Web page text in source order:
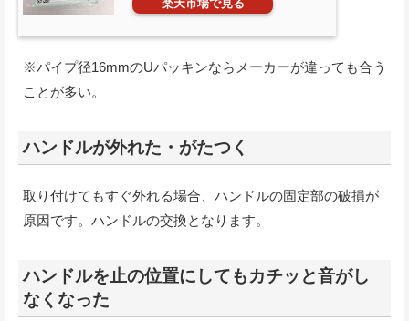
楽天市場で見る
※パイプ径16mmのUパッキンならメーカーが違っても合う
ことが多い。
ハンドルが外れた・がたつく
取り付けてもすぐ外れる場合、ハンドルの固定部の破損が
原因です。ハンドルの交換となります。
ハンドルを止の位置にしてもカチッと音がし
なくなった